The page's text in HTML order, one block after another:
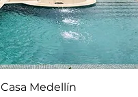
Casa Medellín